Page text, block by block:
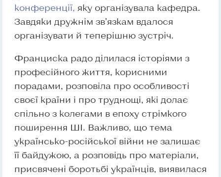
конференції, яку організувала кафедра.
Завдяки дружнім зв’язкам вдалося
організувати й теперішню зустріч.
Франциска радо ділилася історіями з
професійного життя, корисними
порадами, розповіла про особливості
своєї країни і про труднощі, які долає
спільно з колегами в епоху стрімкого
поширення ШІ. Важливо, що тема
українсько-російської війни не залишає
її байдужою, а розповідь про матеріали,
присвячені боротьбі українців, виявилася